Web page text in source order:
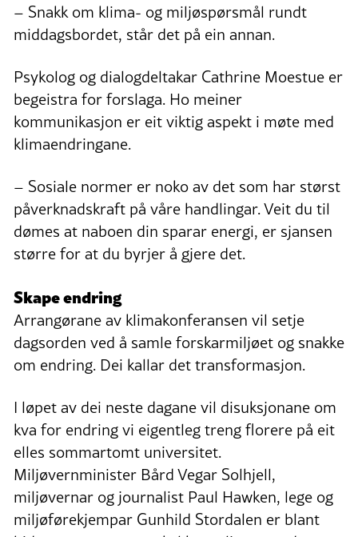
– Snakk om klima- og miljøspørsmål rundt
middagsbordet, står det på ein annan.
Psykolog og dialogdeltakar Cathrine Moestue er
begeistra for forslaga. Ho meiner
kommunikasjon er eit viktig aspekt i møte med
klimaendringane.
– Sosiale normer er noko av det som har størst
påverknadskraft på våre handlingar. Veit du til
dømes at naboen din sparar energi, er sjansen
større for at du byrjer å gjere det.
Skape endring
Arrangørane av klimakonferansen vil setje
dagsorden ved å samle forskarmiljøet og snakke
om endring. Dei kallar det transformasjon.
I løpet av dei neste dagane vil disuksjonane om
kva for endring vi eigentleg treng florere på eit
elles sommartomt universitet.
Miljøvernminister Bård Vegar Solhjell,
miljøvernar og journalist Paul Hawken, lege og
miljøførekjempar Gunhild Stordalen er blant